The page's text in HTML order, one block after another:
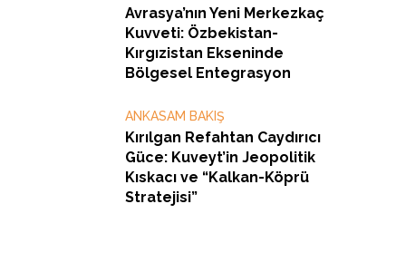
Avrasya’nın Yeni Merkezkaç
Kuvveti: Özbekistan-
Kırgızistan Ekseninde
Bölgesel Entegrasyon
ANKASAM BAKIŞ
Kırılgan Refahtan Caydırıcı
Güce: Kuveyt’in Jeopolitik
Kıskacı ve “Kalkan-Köprü
Stratejisi”